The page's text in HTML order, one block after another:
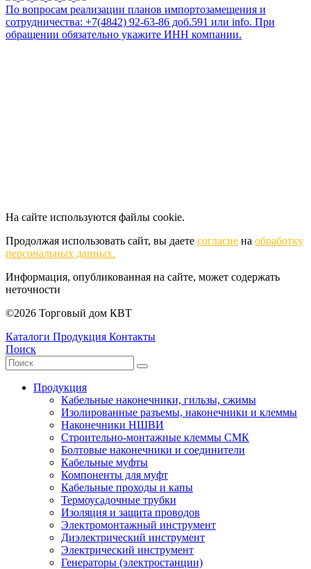
По вопросам реализации планов импортозамещения и
сотрудничества: +7(4842) 92-63-86 доб.591 или info. При
обращении обязательно укажите ИНН компании.
На сайте используются файлы cookie.
Продолжая использовать сайт, вы даете согласие на обработку
персональных данных.
Информация, опубликованная на сайте, может содержать
неточности
©2026 Торговый дом КВТ
Каталоги Продукция Контакты
Поиск
Продукция
Кабельные наконечники, гильзы, сжимы
Изолированные разъемы, наконечники и клеммы
Наконечники НШВИ
Строительно-монтажные клеммы СМК
Болтовые наконечники и соединители
Кабельные муфты
Компоненты для муфт
Кабельные проходы и капы
Термоусадочные трубки
Изоляция и защита проводов
Электромонтажный инструмент
Диэлектрический инструмент
Электрический инструмент
Генераторы (электростанции)